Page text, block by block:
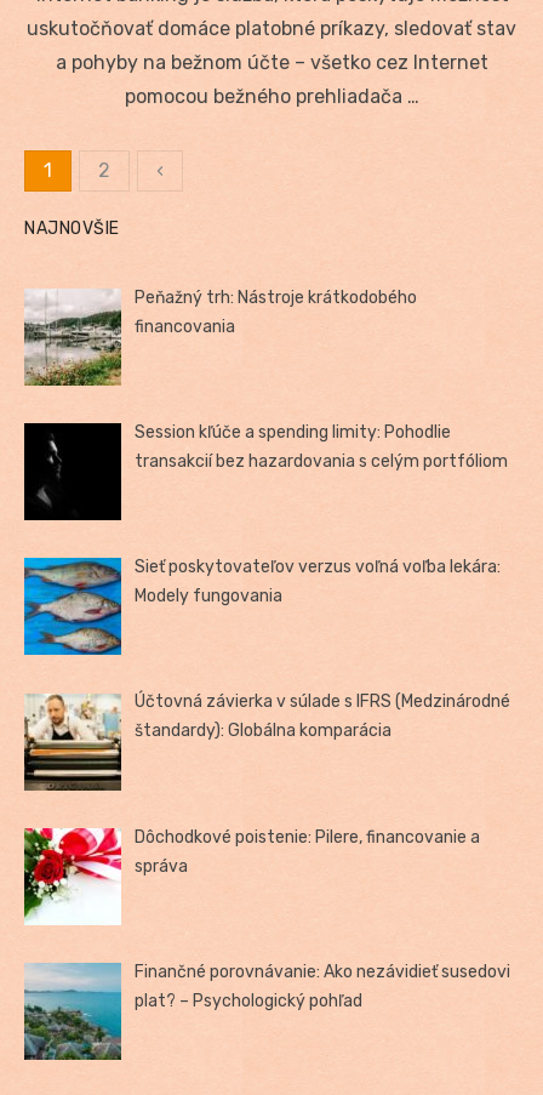
uskutočňovať domáce platobné príkazy, sledovať stav
a pohyby na bežnom účte – všetko cez Internet
pomocou bežného prehliadača …
Stránkovanie
príspevkov
1 2 ‹
NAJNOVŠIE
Peňažný trh: Nástroje krátkodobého
financovania
Session kľúče a spending limity: Pohodlie
transakcií bez hazardovania s celým portfóliom
Sieť poskytovateľov verzus voľná voľba lekára:
Modely fungovania
Účtovná závierka v súlade s IFRS (Medzinárodné
štandardy): Globálna komparácia
Dôchodkové poistenie: Pilere, financovanie a
správa
Finančné porovnávanie: Ako nezávidieť susedovi
plat? – Psychologický pohľad